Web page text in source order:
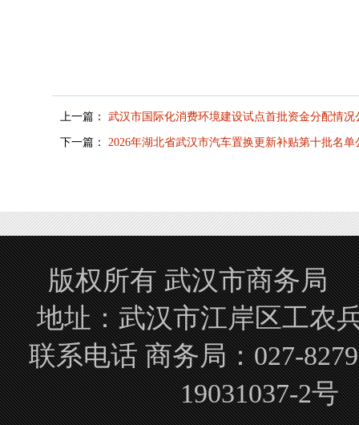
上一篇： 武汉市国际化消费环境建设试点首批资金分配情况
下一篇： 2026年湖北省武汉市汽车置换更新补贴第十批名单
版权所有 武汉市商务局
地址：武汉市江岸区工
联系电话 商务局：027-
19031037-2号